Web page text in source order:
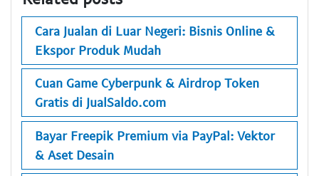
Cara Jualan di Luar Negeri: Bisnis Online &
Ekspor Produk Mudah
Cuan Game Cyberpunk & Airdrop Token
Gratis di JualSaldo.com
Bayar Freepik Premium via PayPal: Vektor
& Aset Desain